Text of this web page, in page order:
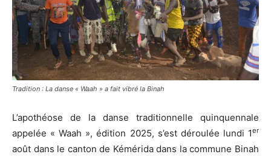
Tradition : La danse « Waah » a fait vibré la Binah
L’apothéose de la danse traditionnelle quinquennale
appelée « Waah », édition 2025, s’est déroulée lundi 1er
août dans le canton de Kémérida dans la commune Binah